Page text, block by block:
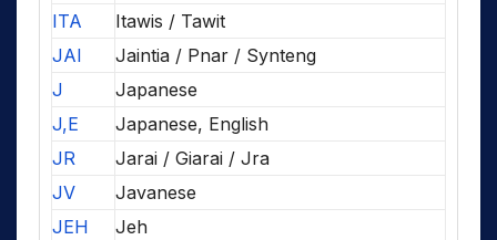
ITA
Itawis / Tawit
JAI
Jaintia / Pnar / Synteng
J
Japanese
J,E
Japanese, English
JR
Jarai / Giarai / Jra
JV
Javanese
JEH
Jeh